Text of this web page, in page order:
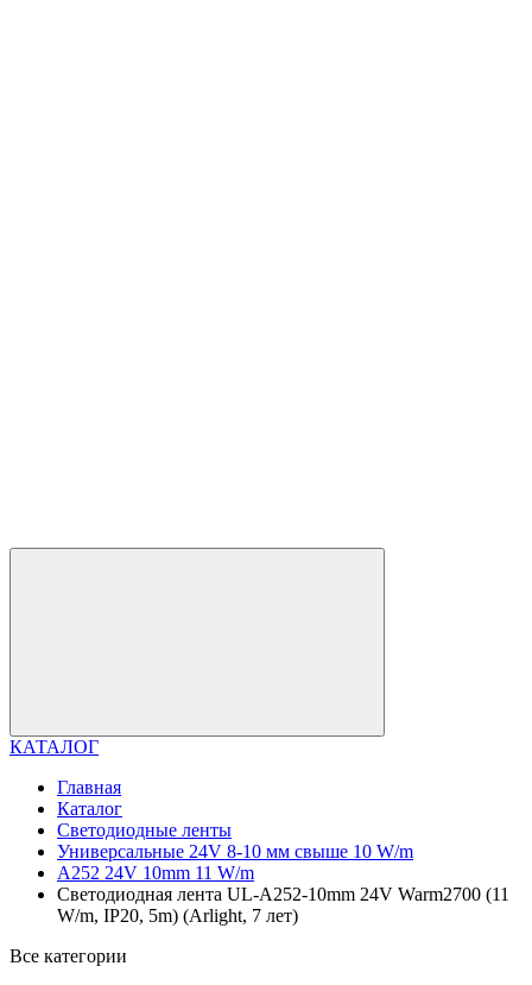
КАТАЛОГ
Главная
Каталог
Светодиодные ленты
Универсальные 24V 8-10 мм свыше 10 W/m
A252 24V 10mm 11 W/m
Светодиодная лента UL-A252-10mm 24V Warm2700 (11
W/m, IP20, 5m) (Arlight, 7 лет)
Все категории